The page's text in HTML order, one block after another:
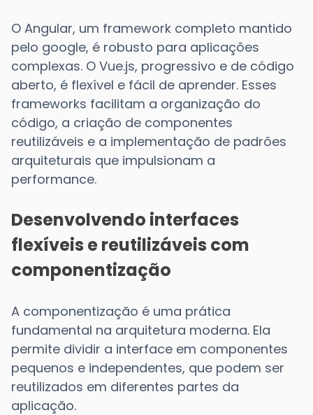
O Angular, um framework completo mantido
pelo google, é robusto para aplicações
complexas. O Vue.js, progressivo e de código
aberto, é flexível e fácil de aprender. Esses
frameworks facilitam a organização do
código, a criação de componentes
reutilizáveis e a implementação de padrões
arquiteturais que impulsionam a
performance.
Desenvolvendo interfaces
flexíveis e reutilizáveis com
componentização
A componentização é uma prática
fundamental na arquitetura moderna. Ela
permite dividir a interface em componentes
pequenos e independentes, que podem ser
reutilizados em diferentes partes da
aplicação.